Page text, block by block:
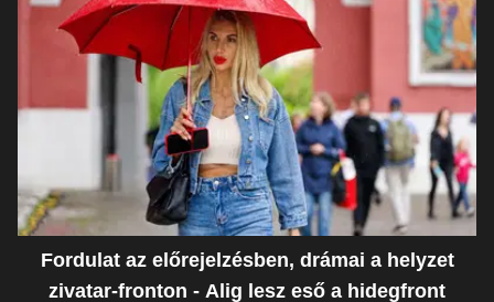
Fordulat az előrejelzésben, drámai a helyzet
zivatar-fronton - Alig lesz eső a hidegfront